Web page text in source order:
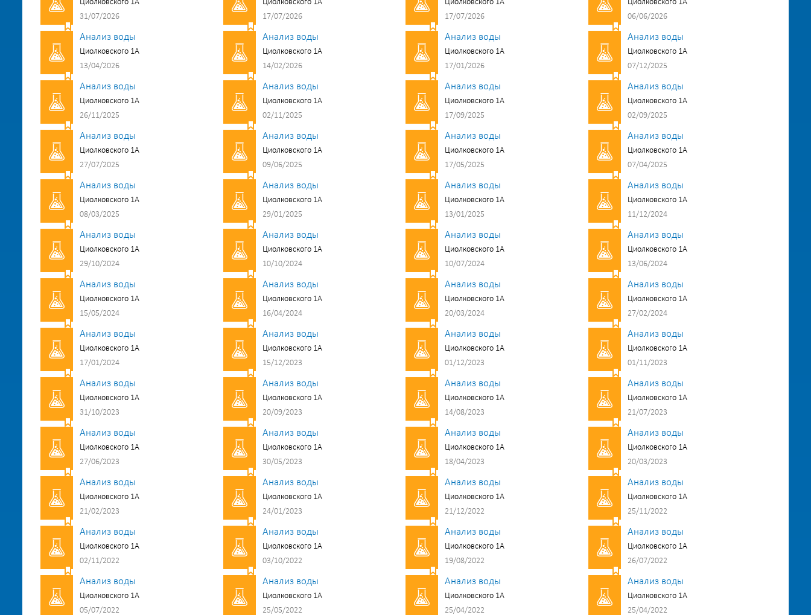
Циолковского 1А
31/07/2026
Циолковского 1А
17/07/2026
Циолковского 1А
17/07/2026
Циолковского 1А
06/06/2026
Анализ воды
Циолковского 1А
13/04/2026
Анализ воды
Циолковского 1А
14/02/2026
Анализ воды
Циолковского 1А
17/01/2026
Анализ воды
Циолковского 1А
07/12/2025
Анализ воды
Циолковского 1А
26/11/2025
Анализ воды
Циолковского 1А
02/11/2025
Анализ воды
Циолковского 1А
17/09/2025
Анализ воды
Циолковского 1А
02/09/2025
Анализ воды
Циолковского 1А
27/07/2025
Анализ воды
Циолковского 1А
09/06/2025
Анализ воды
Циолковского 1А
17/05/2025
Анализ воды
Циолковского 1А
07/04/2025
Анализ воды
Циолковского 1А
08/03/2025
Анализ воды
Циолковского 1А
29/01/2025
Анализ воды
Циолковского 1А
13/01/2025
Анализ воды
Циолковского 1А
11/12/2024
Анализ воды
Циолковского 1А
29/10/2024
Анализ воды
Циолковского 1А
10/10/2024
Анализ воды
Циолковского 1А
10/07/2024
Анализ воды
Циолковского 1А
13/06/2024
Анализ воды
Циолковского 1А
15/05/2024
Анализ воды
Циолковского 1А
16/04/2024
Анализ воды
Циолковского 1А
20/03/2024
Анализ воды
Циолковского 1А
27/02/2024
Анализ воды
Циолковского 1А
17/01/2024
Анализ воды
Циолковского 1А
15/12/2023
Анализ воды
Циолковского 1А
01/12/2023
Анализ воды
Циолковского 1А
01/11/2023
Анализ воды
Циолковского 1А
31/10/2023
Анализ воды
Циолковского 1А
20/09/2023
Анализ воды
Циолковского 1А
14/08/2023
Анализ воды
Циолковского 1А
21/07/2023
Анализ воды
Циолковского 1А
27/06/2023
Анализ воды
Циолковского 1А
30/05/2023
Анализ воды
Циолковского 1А
18/04/2023
Анализ воды
Циолковского 1А
20/03/2023
Анализ воды
Циолковского 1А
21/02/2023
Анализ воды
Циолковского 1А
24/01/2023
Анализ воды
Циолковского 1А
21/12/2022
Анализ воды
Циолковского 1А
25/11/2022
Анализ воды
Циолковского 1А
02/11/2022
Анализ воды
Циолковского 1А
03/10/2022
Анализ воды
Циолковского 1А
19/08/2022
Анализ воды
Циолковского 1А
26/07/2022
Анализ воды
Циолковского 1А
05/07/2022
Анализ воды
Циолковского 1А
25/05/2022
Анализ воды
Циолковского 1А
25/04/2022
Анализ воды
Циолковского 1А
25/04/2022